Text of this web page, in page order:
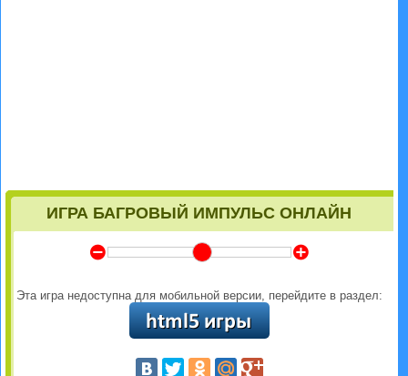
ИГРА БАГРОВЫЙ ИМПУЛЬС ОНЛАЙН
Y Z
Эта игра недоступна для мобильной версии, перейдите в раздел: